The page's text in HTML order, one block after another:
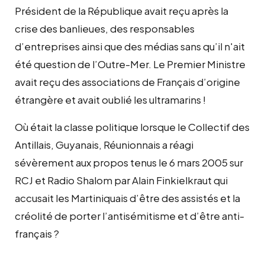
Président de la République avait reçu après la
crise des banlieues, des responsables
d’entreprises ainsi que des médias sans qu’il n'ait
été question de l’Outre-Mer. Le Premier Ministre
avait reçu des associations de Français d’origine
étrangère et avait oublié les ultramarins !
Où était la classe politique lorsque le Collectif des
Antillais, Guyanais, Réunionnais a réagi
sévèrement aux propos tenus le 6 mars 2005 sur
RCJ et Radio Shalom par Alain Finkielkraut qui
accusait les Martiniquais d’être des assistés et la
créolité de porter l’antisémitisme et d’être anti-
français ?